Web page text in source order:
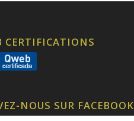
CERTIFICATIONS
NOUS SUR FACEBOOK